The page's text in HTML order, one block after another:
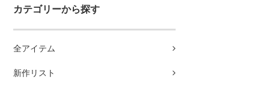
カテゴリーから探す
全アイテム
新作リスト